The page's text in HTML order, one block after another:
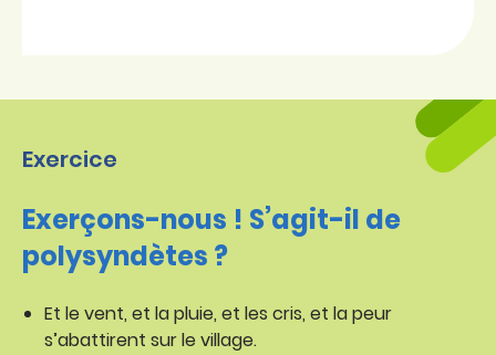
Exercice
Exerçons-nous ! S’agit-il de
polysyndètes ?
Et le vent, et la pluie, et les cris, et la peur
s’abattirent sur le village.